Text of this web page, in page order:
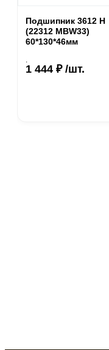
Подшипник 3612 Н
(22312 MBW33)
60*130*46мм
.
1 444 ₽ /шт.